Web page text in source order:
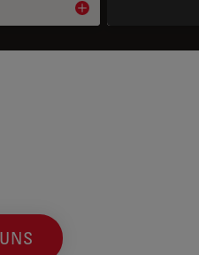
Product details